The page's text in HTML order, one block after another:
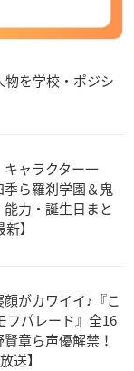
物を学校・ポジシ
キャラクター一
ら羅刹学園＆鬼
力・誕生日まと
】
がカワイイ♪『こ
フパレード』全16
章ら声優解禁！
送】